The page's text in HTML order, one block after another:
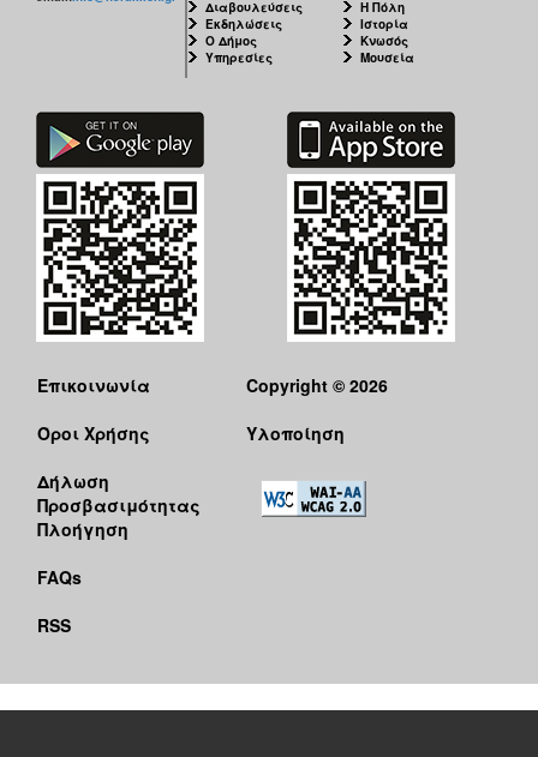
Διαβουλεύσεις
Εκδηλώσεις
Ο Δήμος
Υπηρεσίες
Η Πόλη
Ιστορία
Κνωσός
Μουσεία
Επικοινωνία
Όροι Χρήσης
Δήλωση
Προσβασιμότητας
Πλοήγηση
FAQs
RSS
Copyright © 2026
Υλοποίηση